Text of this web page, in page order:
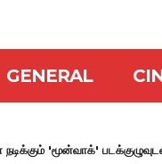
GENERAL
நடிக்கும் 'மூன்வாக்'